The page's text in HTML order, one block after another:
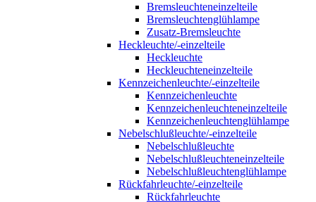
Bremsleuchteneinzelteile
Bremsleuchtenglühlampe
Zusatz-Bremsleuchte
Heckleuchte/-einzelteile
Heckleuchte
Heckleuchteneinzelteile
Kennzeichenleuchte/-einzelteile
Kennzeichenleuchte
Kennzeichenleuchteneinzelteile
Kennzeichenleuchtenglühlampe
Nebelschlußleuchte/-einzelteile
Nebelschlußleuchte
Nebelschlußleuchteneinzelteile
Nebelschlußleuchtenglühlampe
Rückfahrleuchte/-einzelteile
Rückfahrleuchte